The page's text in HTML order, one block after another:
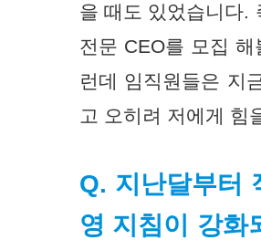
을 때도 있었습니다.
전문 CEO를 모집
런데 임직원들은 지
고 오히려 저에게 힘
Q. 지난달부터
영 지침이 강화